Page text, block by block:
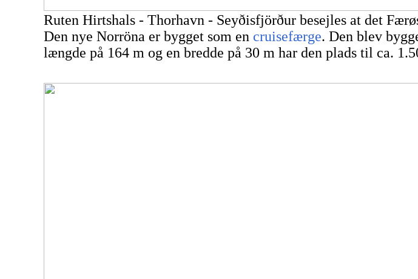
Ruten Hirtshals - Thorhavn - Seyðisfjörður besejles at det
Den nye Norröna er bygget som en cruisefærge. Den blev
længde på 164 m og en bredde på 30 m har den plads til ca.